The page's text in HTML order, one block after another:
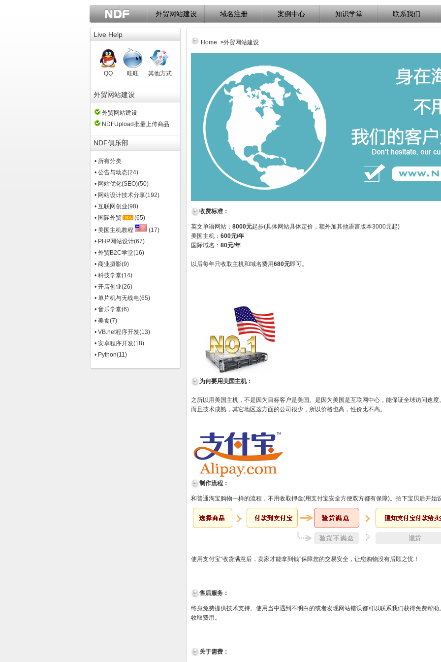
外贸网站建设 域名注册 案例中心 知识学堂 联系我们
Home >外贸网站建设
收费标准：
英文单语网站： 8000元起步(具体网站具体定价，额外加其他语言版本3000元起)
美国主机： 600元/年
国际域名： 80元/年
以后每年只收取主机和域名费用680元即可。
为何要用美国主机：
之所以用美国主机，不是因为目标客户是美国。是因为美国是互联网中心，能保证全球访问速度
而且技术成熟，其它地区这方面的公司很少，所以价格也高，性价比不高。
制作流程：
和普通淘宝购物一样的流程，不用收取押金(用支付宝安全方便双方都有保障)。拍下宝贝后开始
使用支付宝“收货满意后，卖家才能拿到钱”保障您的交易安全，让您购物没有后顾之忧！
售后服务：
终身免费提供技术支持。使用当中遇到不明白的或者发现网站错误都可以联系我们获得免费帮
收取费用。
关于需费：
Live Help
QQ 旺旺 其他方式
外贸网站建设
外贸网站建设
NDFUpload批量上传商品
NDF俱乐部
• 所有分类
• 公告与动态(24)
• 网站优化(SEO)(50)
• 网站设计技术分享(192)
• 互联网创业(98)
• 国际外贸
(65)
• 美国主机教程
(17)
• PHP网站设计(67)
• 外贸B2C学堂(16)
• 商业摄影(9)
• 科技学堂(14)
• 开店创业(26)
• 单片机与无线电(65)
• 音乐学堂(6)
• 美食(7)
• VB.net程序开发(13)
• 安卓程序开发(18)
• Python(11)